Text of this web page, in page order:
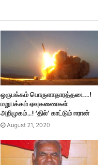
ஒருபக்கம் பொருளாதாரத்தடை…!
மறுபக்கம் ஏவுகணைகள்
அறிமுகம்…! ‘தில்’ காட்டும் ஈரான்
August 21, 2020